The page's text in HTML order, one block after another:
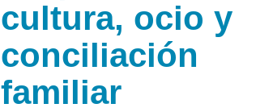
cultura, ocio y
conciliación
familiar